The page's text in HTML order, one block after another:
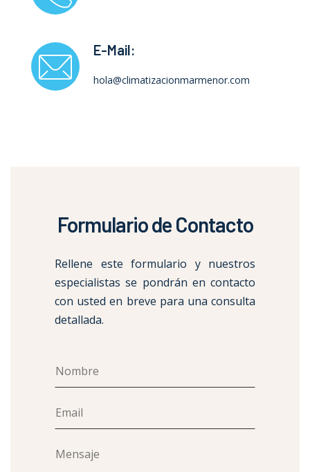
E-Mail:
hola@climatizacionmarmenor.com
Formulario de Contacto
Rellene este formulario y nuestros
especialistas se pondrán en contacto
con usted en breve para una consulta
detallada.